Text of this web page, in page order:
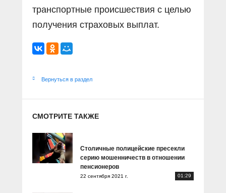
транспортные происшествия с целью
получения страховых выплат.
Вернуться в раздел
СМОТРИТЕ ТАКЖЕ
Столичные полицейские пресекли
серию мошенничеств в отношении
пенсионеров
22 сентября 2021 г. 01:29